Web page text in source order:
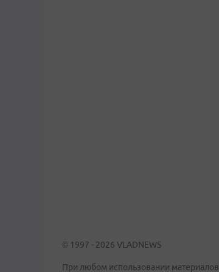
© 1997 - 2026 VLADNEWS
При любом использовании материалов